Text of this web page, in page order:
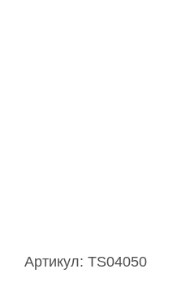
Артикул: TS04050